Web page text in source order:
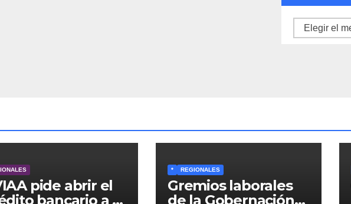
Archivo
pide abrir el
bancario a la
* REGIONALES
Gremios laborales
de la Gobernación